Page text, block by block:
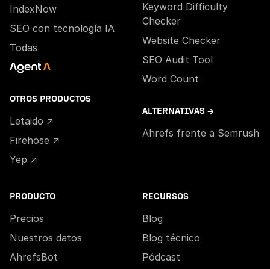
IndexNow
SEO con tecnología IA
Todas
OTROS PRODUCTOS
Letaido ↗
Firehose ↗
Yep ↗
Keyword Difficulty
Checker
Website Checker
SEO Audit Tool
Word Count
ALTERNATIVAS →
Ahrefs frente a Semrush
PRODUCTO
Precios
Nuestros datos
AhrefsBot
RECURSOS
Blog
Blog técnico
Pódcast